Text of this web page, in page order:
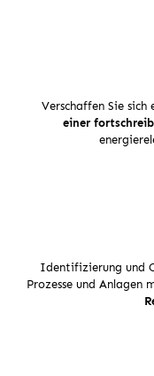
Verschaffen Sie
einer
Identifizierung und
Prozesse und Anlagen